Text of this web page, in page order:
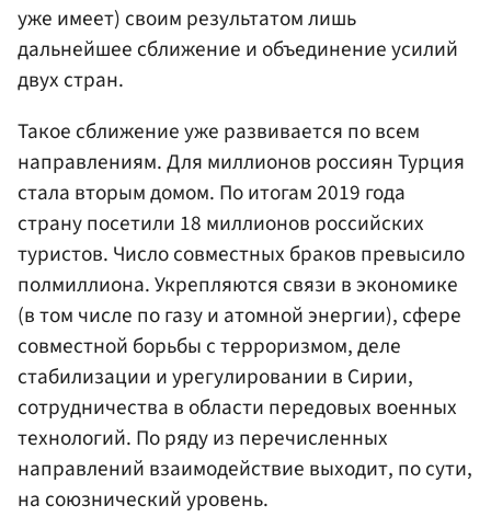
уже имеет) своим результатом лишь
дальнейшее сближение и объединение усилий
двух стран.
Такое сближение уже развивается по всем
направлениям. Для миллионов россиян Турция
стала вторым домом. По итогам 2019 года
страну посетили 18 миллионов российских
туристов. Число совместных браков превысило
полмиллиона. Укрепляются связи в экономике
(в том числе по газу и атомной энергии), сфере
совместной борьбы с терроризмом, деле
стабилизации и урегулировании в Сирии,
сотрудничества в области передовых военных
технологий. По ряду из перечисленных
направлений взаимодействие выходит, по сути,
на союзнический уровень.